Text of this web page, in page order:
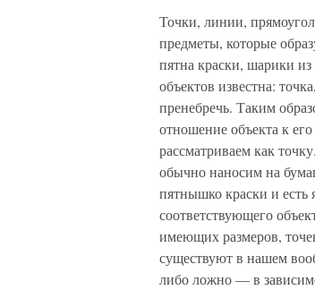
Точки, линии,
предметы, которые
пятна краски, шарики
объектов известна:
пренебречь. Таким
отношение объекта к
рассматриваем как
обычно наносим на
пятнышко краски и есть
соответствующего
имеющих размеров,
существуют в нашем
либо ложно — в